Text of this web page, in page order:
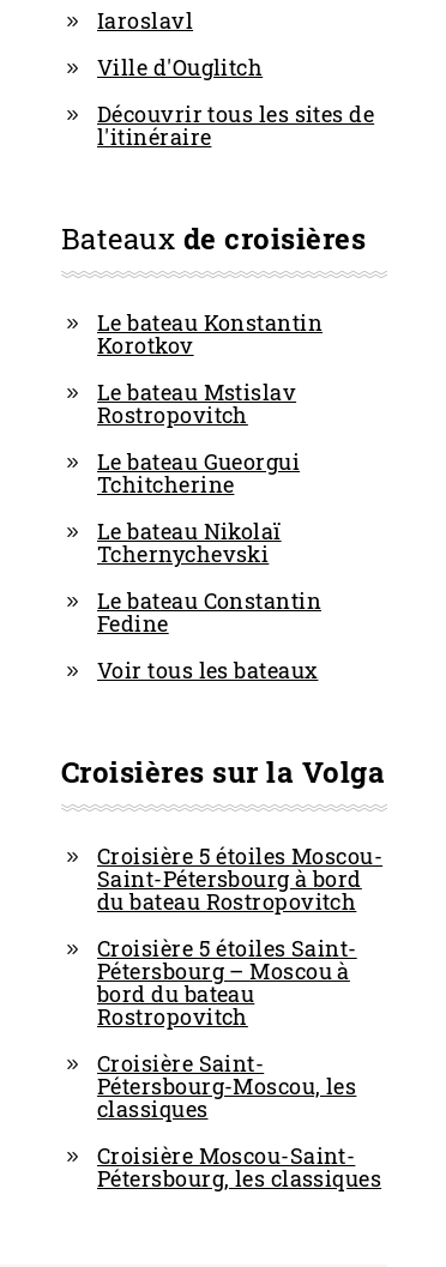
Iaroslavl
Ville d'Ouglitch
Découvrir tous les sites de
l'itinéraire
Bateaux de croisières
Le bateau Konstantin
Korotkov
Le bateau Mstislav
Rostropovitch
Le bateau Gueorgui
Tchitcherine
Le bateau Nikolaï
Tchernychevski
Le bateau Constantin
Fedine
Voir tous les bateaux
Croisières sur la Volga
Croisière 5 étoiles Moscou-
Saint-Pétersbourg à bord
du bateau Rostropovitch
Croisière 5 étoiles Saint-
Pétersbourg – Moscou à
bord du bateau
Rostropovitch
Croisière Saint-
Pétersbourg-Moscou, les
classiques
Croisière Moscou-Saint-
Pétersbourg, les classiques